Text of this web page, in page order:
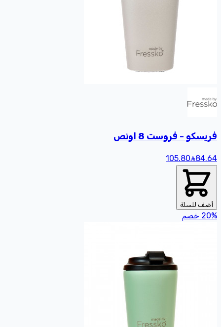
فريسكو - فروست 8 اونص
84.64
105.80
أضف للسلة
20% خصم